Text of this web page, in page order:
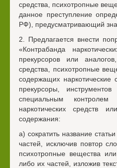
средства, психотропные
данное преступление
РФ), предусматривающий
2. Предлагается внести
«Контрабанда
прекурсоров или
средства, психотропные
содержащих наркотические
прекурсоры,
специальным
наркотических средств
содержания:
а) сократить название
частей, исключив повтор
психотропные вещества
либо их частей, изложив